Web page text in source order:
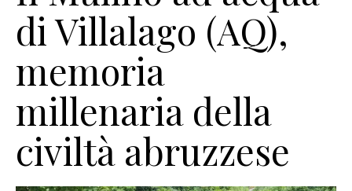
di Villalago (AQ),
memoria
millenaria della
civiltà abruzzese